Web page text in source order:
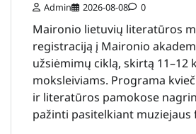
Admin 2026-08-08 0
Maironio lietuvių literatūros
registraciją į Maironio
užsiėmimų ciklą, skirtą 11–12
moksleiviams. Programa
ir literatūros pamokose
pažinti pasitelkiant